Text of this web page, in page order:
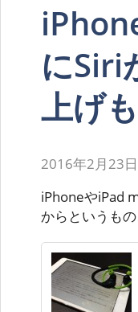
にSiri
上げ
2016年2月23日
iPhoneやiPad
からというも